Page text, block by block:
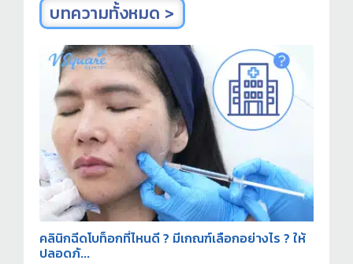
บทความทั้งหมด >
คลินิกฉีดโบท็อกที่ไหนดี ? มีเกณฑ์เลือกอย่างไร ? ให้
ปลอดภั...